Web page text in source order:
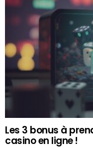
Les 3 bonus à
casino en ligne !